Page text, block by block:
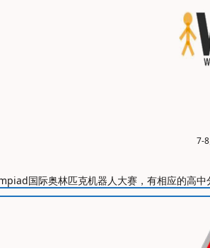
7-
国际奥林匹克机器人大赛，有相应的高中